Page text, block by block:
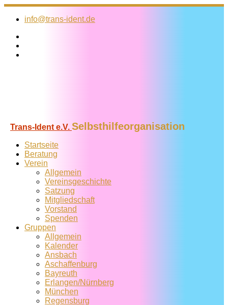
Zum
Inhalt
info@trans-ident.de
Trans-Ident e.V. Selbsthilfeorganisation
Startseite
Beratung
Verein
Allgemein
Vereins­geschichte
Satzung
Mitglied­schaft
Vorstand
Spenden
Gruppen
Allgemein
Kalender
Ansbach
Aschaffenburg
Bayreuth
Erlangen/Nürnberg
München
Regensburg